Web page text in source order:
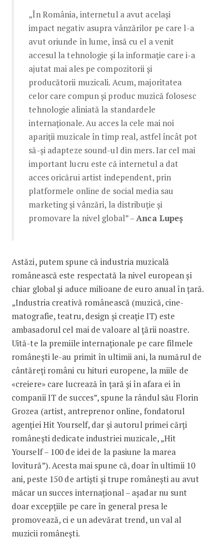
„În România, internetul a avut același
impact negativ asupra vânzărilor pe care l-a
avut oriunde în lume, însă cu el a venit
accesul la tehnologie și la informație care i-a
ajutat mai ales pe compozitorii și
producătorii muzicali. Acum, majoritatea
celor care compun și produc muzică folosesc
tehnologie aliniată la standardele
internaționale. Au acces la cele mai noi
apariții muzicale în timp real, astfel încât pot
să-și adapteze sound-ul din mers. Iar cel mai
important lucru este că internetul a dat
acces oricărui artist independent, prin
platformele online de social media sau
marke­ting și vânzări, la distribuție și
promovare la nivel global” –Anca Lupeș
Astăzi, putem spune că industria muzicală
românească este respectată la nivel european și
chiar global și aduce milioane de euro anual în țară.
„Industria creativă românească (muzică, cine­
matografie, teatru, design și creație IT) este
ambasadorul cel mai de valoare al țării noastre.
Uită-te la premiile internaționale pe care filmele
românești le-au primit în ultimii ani, la numărul de
cântăreți români cu hituri europene, la miile de
«creiere» care lucrează în țară și în afara ei în
companii IT de succes”, spune la rândul său Florin
Grozea (artist, antreprenor online, fondatorul
agenției Hit Yourself, dar și autorul primei cărți
românești dedicate industriei muzicale, „Hit
Yourself – 100 de idei de la pasiune la marea
lovitură”). Acesta mai spune că, doar în ultimii 10
ani, peste 150 de artiști și trupe românești au avut
măcar un succes internațional – așadar nu sunt
doar excepțiile pe care în general presa le
promovează, ci e un adevărat trend, un val al
muzicii românești.